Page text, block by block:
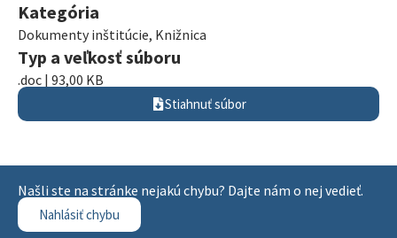
Kategória
Dokumenty inštitúcie, Knižnica
Typ a veľkosť súboru
.doc | 93,00 KB
Stiahnuť súbor
Našli ste na stránke nejakú chybu? Dajte nám o nej vedieť.
Nahlásiť chybu